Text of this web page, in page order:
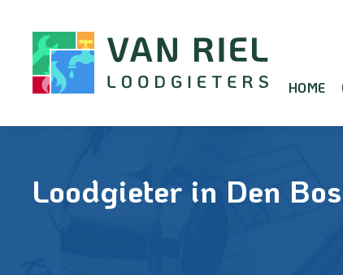
inhoud
HOME
Loodgieter in Den